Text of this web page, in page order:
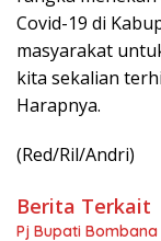
Covid-19 di
masyarakat
kita sekalian
Harapnya.
(Red/Ril/Andri)
Berita Terkait
Pj Bupati